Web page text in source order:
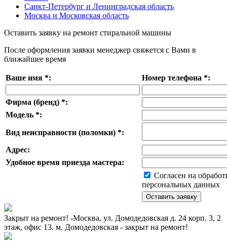
Санкт-Петербург и Ленинградская область
Москва и Московская область
Оставить заявку на ремонт стиральной машины
После оформления заявки менеджер свяжется с Вами в
ближайшее время
Ваше имя *: Номер телефона *:
Фирма (бренд) *:
Модель *:
Вид неисправности (поломки) *:
Адрес:
Удобное время приезда мастера:
Согласен на
персональных данных
Закрыт на ремонт! -Москва, ул. Домодедовская д. 24 корп. 3, 2
этаж, офис 13. м. Домодедовская - закрыт на ремонт!